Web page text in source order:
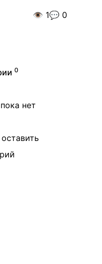
👁️ 1💬 0
0
нет